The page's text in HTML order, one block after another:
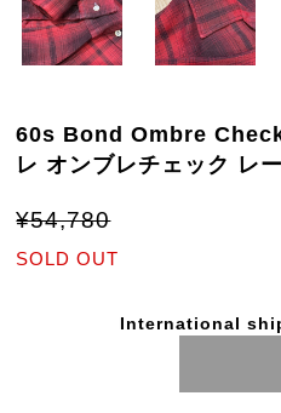
60s Bond Ombre
レ オンブレチェック レ
¥54,780
SOLD OUT
International